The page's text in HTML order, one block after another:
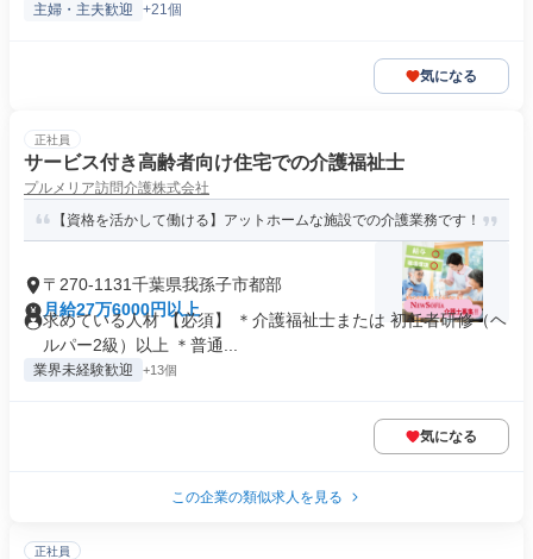
主婦・主夫歓迎 +21個
気になる
正社員
サービス付き高齢者向け住宅での介護福祉士
プルメリア訪問介護株式会社
【資格を活かして働ける】アットホームな施設での介護業務です！
〒270-1131千葉県我孫子市都部
月給27万6000円以上
求めている人材 【必須】 ＊介護福祉士または 初任者研修（ヘ
ルパー2級）以上 ＊普通...
業界未経験歓迎 +13個
気になる
この企業の類似求人を見る
正社員